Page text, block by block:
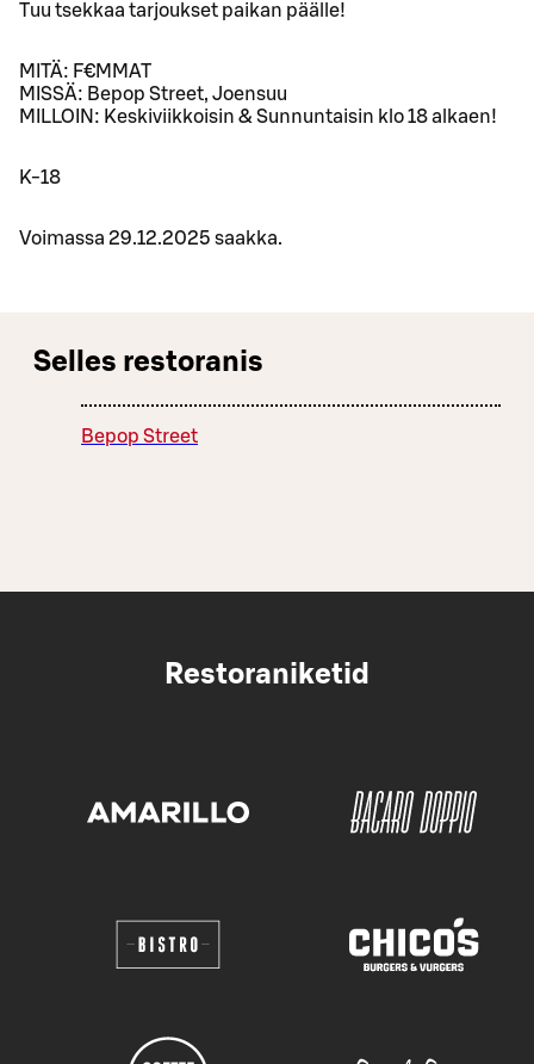
Tuu tsekkaa tarjoukset paikan päälle!
MITÄ: F€MMAT
MISSÄ: Bepop Street, Joensuu
MILLOIN: Keskiviikkoisin & Sunnuntaisin klo 18 alkaen!
K-18
Voimassa 29.12.2025 saakka.
Selles restoranis
Bepop Street
Restoraniketid